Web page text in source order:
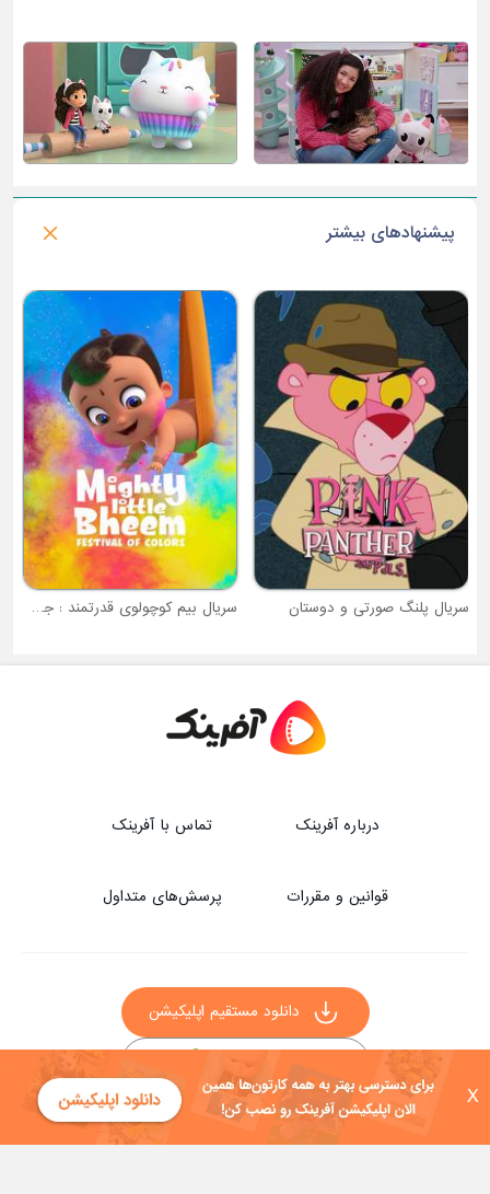
X
پیشنهادهای بیشتر
سریال پلنگ صورتی و دوستان سریال بیم کوچولوی قدرتمند : جشنواره رنگ ها
درباره آفرینک تماس با آفرینک
قوانین و مقررات پرسش‌های متداول
دانلود مستقیم اپلیکیشن
سایر راه‌های دانلود آفرینک